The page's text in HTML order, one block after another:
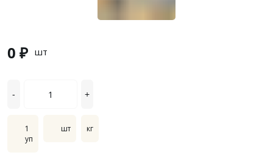
0 ₽ шт
- +
1
уп
шт кг